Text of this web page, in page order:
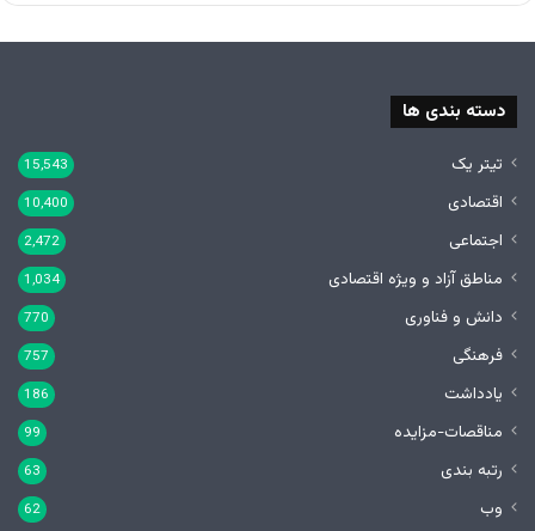
دسته بندی ها
تیتر یک 15,543
اقتصادی 10,400
اجتماعی 2,472
مناطق آزاد و ویژه اقتصادی 1,034
دانش و فناوری 770
فرهنگی 757
یادداشت 186
مناقصات-مزایده 99
رتبه بندی 63
وب 62